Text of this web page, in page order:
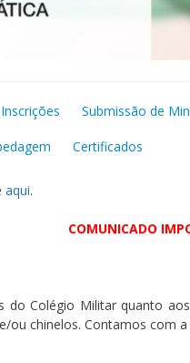
Inscrições Submissão de
Certificados
aqui.
COMUNICADO
do Colégio Militar quanto
ou chinelos. Contamos com